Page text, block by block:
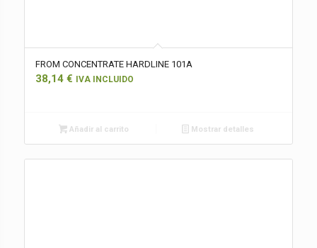
FROM CONCENTRATE HARDLINE 101A
38,14 € IVA INCLUIDO
Añadir al carrito Mostrar detalles